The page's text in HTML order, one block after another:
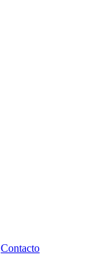
Contacto